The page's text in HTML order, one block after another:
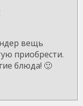
вещь
приобрести.
блюда! 🙂